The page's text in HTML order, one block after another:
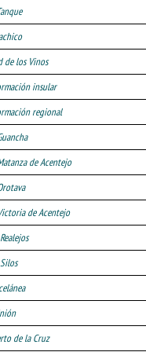
de los Vinos
insular
regional
de Acentejo
de Acentejo
de la Cruz